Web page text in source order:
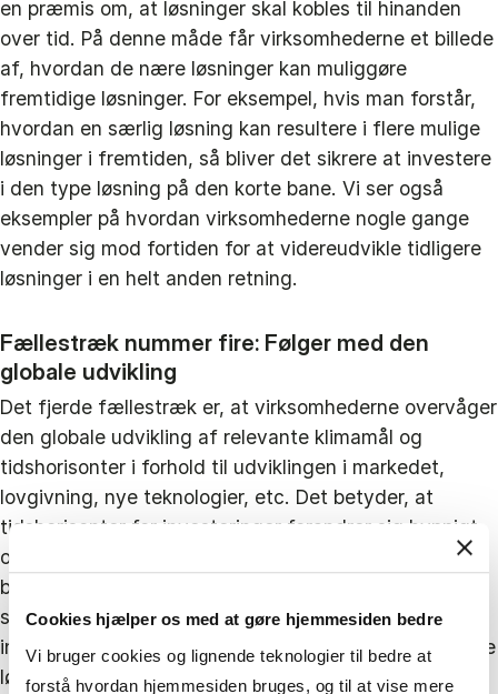
Cookies hjælper os med at gøre hjemmesiden bedre
Vi bruger cookies og lignende teknologier til bedre at
forstå hvordan hjemmesiden bruges, og til at vise mere
en præmis om, at løsninger skal kobles til hinanden
over tid. På denne måde får virksomhederne et billede
af, hvordan de nære løsninger kan muliggøre
fremtidige løsninger. For eksempel, hvis man forstår,
hvordan en særlig løsning kan resultere i flere mulige
løsninger i fremtiden, så bliver det sikrere at investere
i den type løsning på den korte bane. Vi ser også
eksempler på hvordan virksomhederne nogle gange
vender sig mod fortiden for at videreudvikle tidligere
løsninger i en helt anden retning.
Fællestræk nummer fire: Følger med den
globale udvikling
Det fjerde fællestræk er, at virksomhederne overvåger
den globale udvikling af relevante klimamål og
tidshorisonter i forhold til udviklingen i markedet,
lovgivning, nye teknologier, etc. Det betyder, at
tidshorisonter for investeringer forandrer sig hyppigt
og påvirker hvilke nøgleprocesser, virksomhederne
baserer sin aktivitet på. Eksempelvis har Arla i de
sidste fire år udvidet fokus fra CO2 til også at
inddrage biodiversitet. Det påvirker hvilke realiserbare
løsninger Arla arbejder på for at forberede sig på en